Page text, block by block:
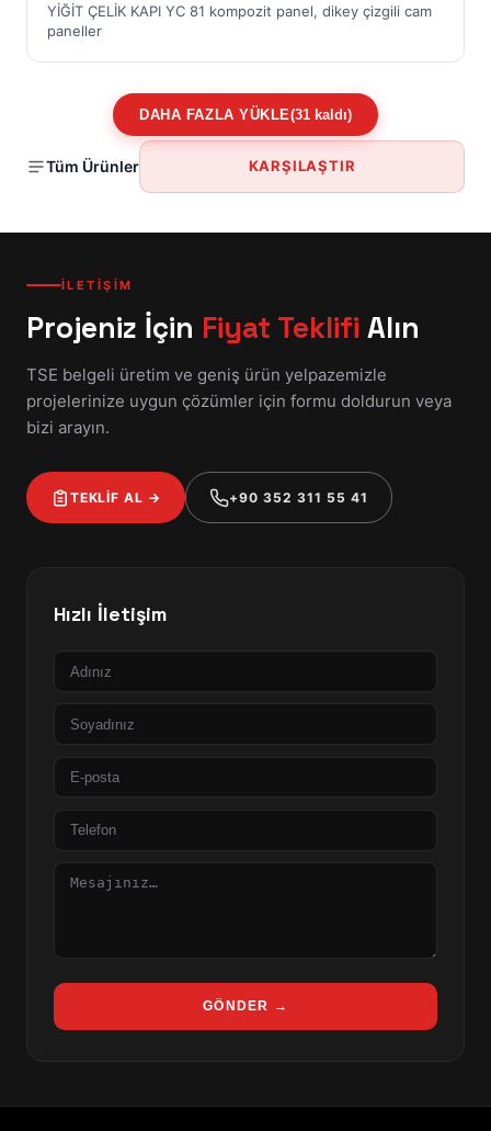
YİĞİT ÇELİK KAPI YC 81 kompozit panel, dikey çizgili cam
paneller
DAHA FAZLA YÜKLE(31 kaldı)
Tüm Ürünler KARŞILAŞTIR
İLETİŞİM
Projeniz İçin Fiyat Teklifi Alın
TSE belgeli üretim ve geniş ürün yelpazemizle
projelerinize uygun çözümler için formu doldurun veya
bizi arayın.
TEKLİF AL → +90 352 311 55 41
Hızlı İletişim
Ad
Soyad
posta
Telefon
Mesaj
GÖNDER →